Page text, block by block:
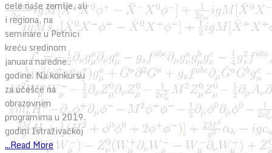
cele naše zemlje, ali
i regiona, na
seminare u Petnici
kreću sredinom
januara naredne
godine. Na konkursu
za učešće na
obrazovnim
programima u 2019.
godini Istraživačkoj
...Read More